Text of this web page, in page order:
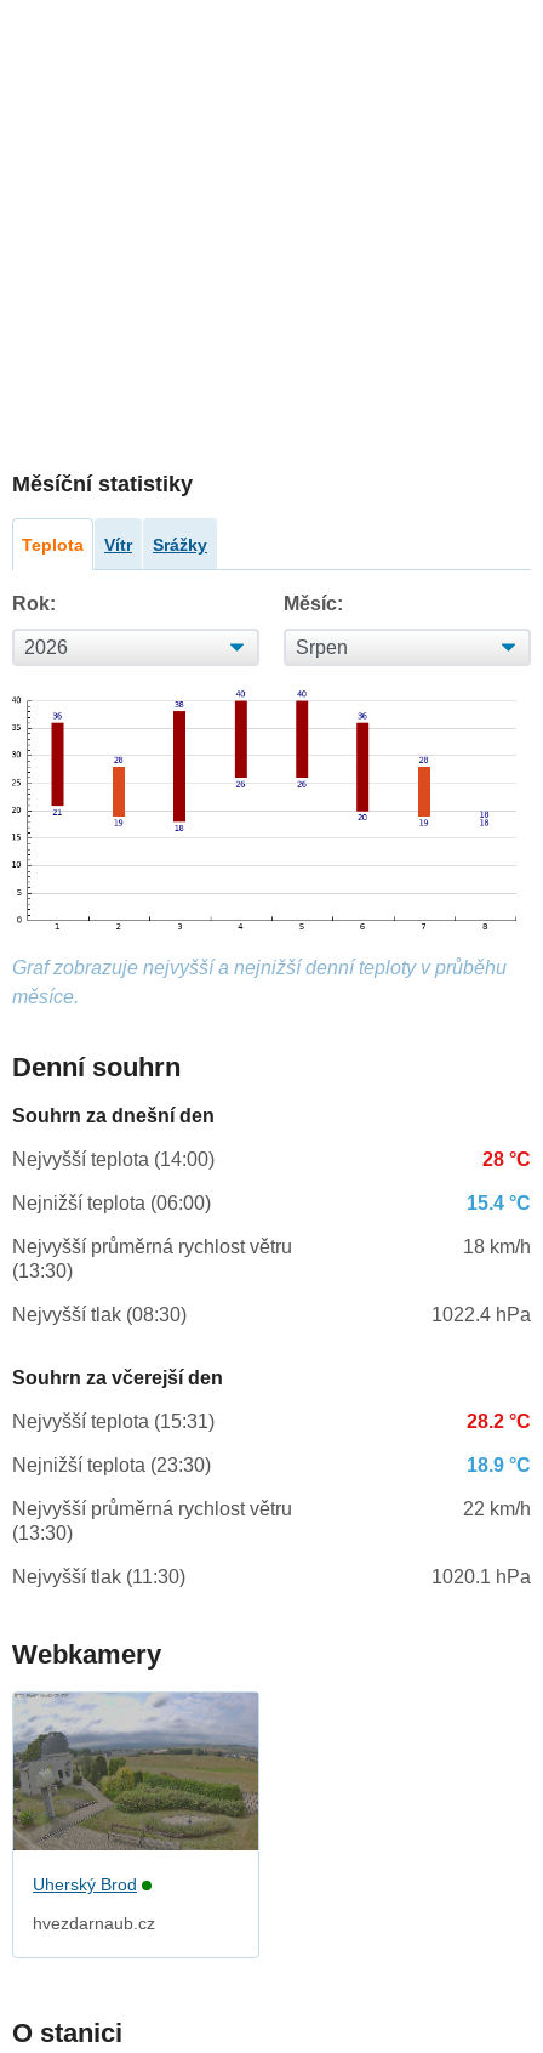
Měsíční statistiky
Teplota Vítr Srážky
Rok: Měsíc:
Graf zobrazuje nejvyšší a nejnižší denní teploty v průběhu
měsíce.
Denní souhrn
Souhrn za dnešní den
Nejvyšší teplota (14:00) 28 °C
Nejnižší teplota (06:00) 15.4 °C
Nejvyšší průměrná rychlost větru
(13:30)
18 km/h
Nejvyšší tlak (08:30) 1022.4 hPa
Souhrn za včerejší den
Nejvyšší teplota (15:31) 28.2 °C
Nejnižší teplota (23:30) 18.9 °C
Nejvyšší průměrná rychlost větru
(13:30)
22 km/h
Nejvyšší tlak (11:30) 1020.1 hPa
Webkamery
Uherský Brod
hvezdarnaub.cz
O stanici